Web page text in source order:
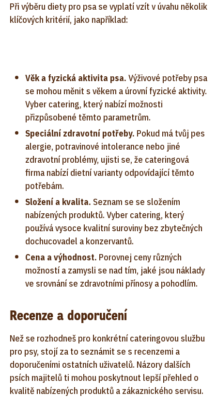
Při výběru diety pro psa se vyplatí vzít v úvahu několik
klíčových kritérií, jako například:
Věk a fyzická aktivita psa. Výživové potřeby psa
se mohou měnit s věkem a úrovní fyzické aktivity.
Vyber catering, který nabízí možnosti
přizpůsobené těmto parametrům.
Speciální zdravotní potřeby. Pokud má tvůj pes
alergie, potravinové intolerance nebo jiné
zdravotní problémy, ujisti se, že cateringová
firma nabízí dietní varianty odpovídající těmto
potřebám.
Složení a kvalita. Seznam se se složením
nabízených produktů. Vyber catering, který
používá vysoce kvalitní suroviny bez zbytečných
dochucovadel a konzervantů.
Cena a výhodnost. Porovnej ceny různých
možností a zamysli se nad tím, jaké jsou náklady
ve srovnání se zdravotními přínosy a pohodlím.
Recenze a doporučení
Než se rozhodneš pro konkrétní cateringovou službu
pro psy, stojí za to seznámit se s recenzemi a
doporučeními ostatních uživatelů. Názory dalších
psích majitelů ti mohou poskytnout lepší přehled o
kvalitě nabízených produktů a zákaznického servisu.